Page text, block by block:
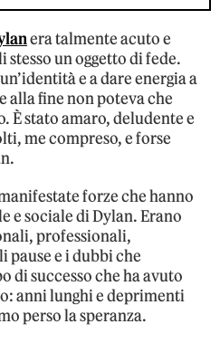
era talmente acuto e
un oggetto di fede.
e a dare energia a
alla fine non poteva che
È stato amaro, deludente e
me compreso, e forse
forze che hanno
e sociale di Dylan. Erano
professionali,
e i dubbi che
di successo che ha avuto
anni lunghi e deprimenti
perso la speranza.